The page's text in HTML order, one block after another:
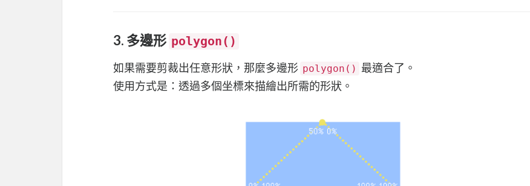
3. 多邊形 polygon()
如果需要剪裁出任意形狀，那麼多邊形 polygon() 最適合了。
使用方式是：透過多個坐標來描繪出所需的形狀。